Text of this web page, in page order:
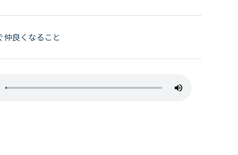
良くなること